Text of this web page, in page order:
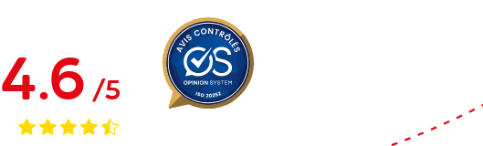
4.6 /5